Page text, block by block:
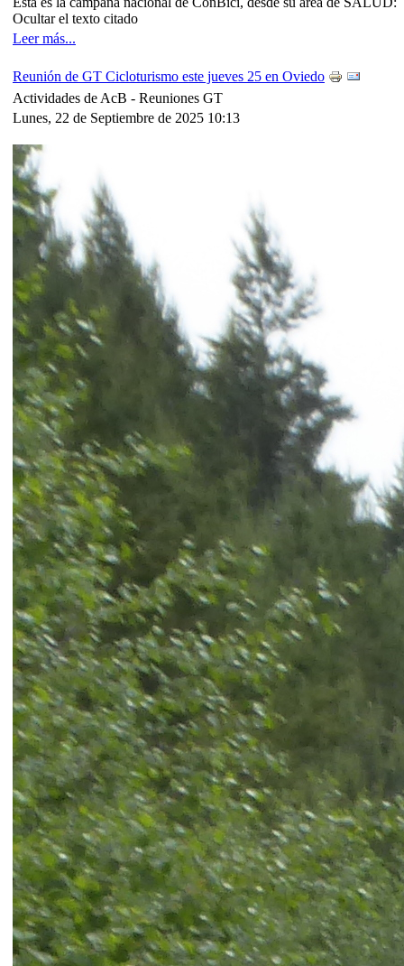
Ocultar el texto citado
Leer más...
Reunión de GT Cicloturismo este jueves 25 en Oviedo
Actividades de AcB - Reuniones GT
Lunes, 22 de Septiembre de 2025 10:13